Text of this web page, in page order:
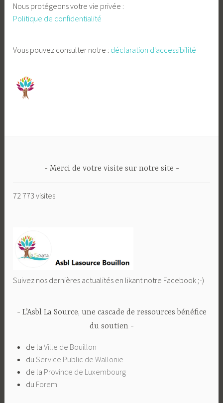
Nous protégeons votre vie privée :
Politique de confidentialité
Vous pouvez consulter notre : déclaration d'accessibilité
Merci de votre visite sur notre site
72 773 visites
Suivez nos dernières actualités en likant notre Facebook ;-)
L’Asbl La Source, une cascade de ressources bénéfice
du soutien
de la Ville de Bouillon
du Service Public de Wallonie
de la Province de Luxembourg
du Forem